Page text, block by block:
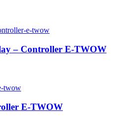
– Controller E-TWOW
E-TWOW